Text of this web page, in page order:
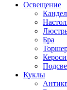
Освещение
Бра
Куклы